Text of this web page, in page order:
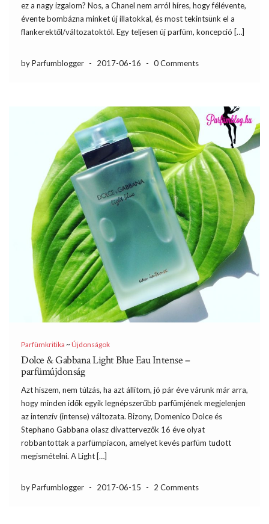
ez a nagy izgalom? Nos, a Chanel nem arról híres, hogy félévente,
évente bombázna minket új illatokkal, és most tekintsünk el a
flankerektől/változatoktól. Egy teljesen új parfüm, koncepció […]
by Parfumblogger - 2017-06-16 - 0 Comments
Parfümkritika ~Újdonságok
Dolce & Gabbana Light Blue Eau Intense –
parfümújdonság
Azt hiszem, nem túlzás, ha azt állítom, jó pár éve várunk már arra,
hogy minden idők egyik legnépszerűbb parfümjének megjelenjen
az intenzív (intense) változata. Bizony, Domenico Dolce és
Stephano Gabbana olasz divattervezők 16 éve olyat
robbantottak a parfümpiacon, amelyet kevés parfüm tudott
megismételni. A Light […]
by Parfumblogger - 2017-06-15 - 2 Comments